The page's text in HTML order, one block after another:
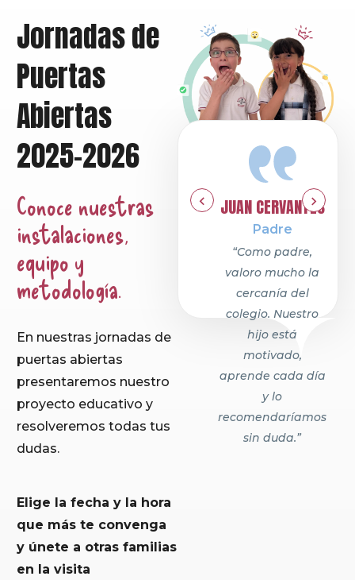
JUAN CERVANTES
Padre
“Como padre,
valoro mucho la
cercanía del
colegio. Nuestro
hijo está
motivado,
aprende cada día
y lo
recomendaríamos
sin duda.”
Jornadas de
Puertas
Abiertas
2025-2026
Conoce nuestras
instalaciones,
equipo y
metodología.
En nuestras jornadas de
puertas abiertas
presentaremos nuestro
proyecto educativo y
resolveremos todas tus
dudas.
Elige la fecha y la hora
que más te convenga
y únete a otras familias
en la visita